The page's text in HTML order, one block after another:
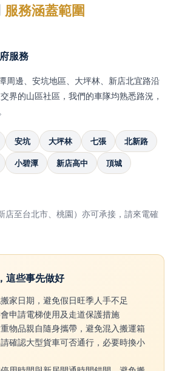
服務涵蓋範圍
服務
周邊、安坑地區、大坪林、新店北宜路沿
界的山區社區，我們的車隊均熟悉路況，
安坑 大坪林 七張
北新路
小碧潭 新店高中
頂城
店至台北市、桃園）亦可承接，請來電確
這些事先做好
家日期，避免假日旺季人手不足
申請電梯使用及走道保護措施
物品親自隨身攜帶，避免混入搬運箱
確認大型貨車可否通行，必要時換小